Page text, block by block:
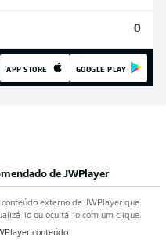
0
APP STORE GOOGLE PLAY
de JWPlayer
externo de JWPlayerque
lo ou ocultá-lo com um clique.
conteúdo